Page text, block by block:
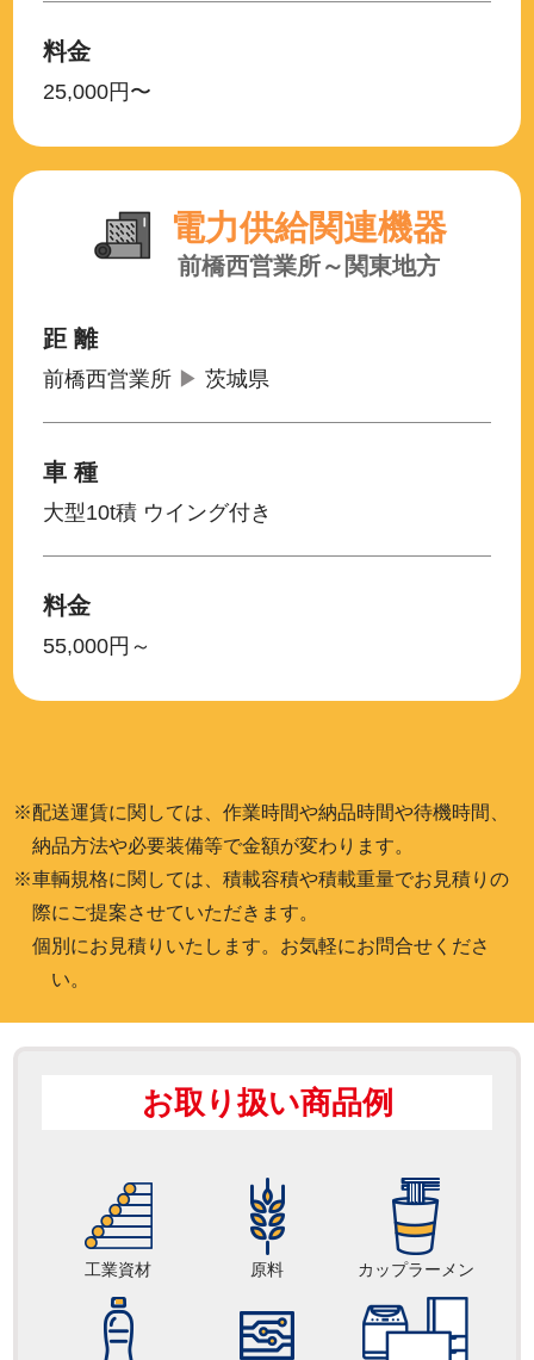
料金
25,000円〜
電力供給関連機器
前橋西営業所～関東地方
距 離
前橋西営業所 ▶ 茨城県
車 種
大型10t積 ウイング付き
料金
55,000円～
※配送運賃に関しては、作業時間や納品時間や待機時間、
納品方法や必要装備等で金額が変わります。
※車輌規格に関しては、積載容積や積載重量でお見積りの
際にご提案させていただきます。
個別にお見積りいたします。お気軽にお問合せくださ
い。
お取り扱い商品例
工業資材 原料 カップラーメン